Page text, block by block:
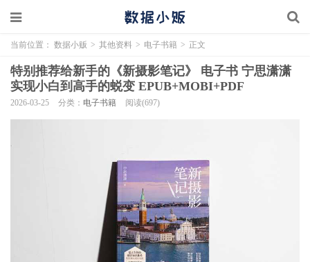
当前位置： 数据小贩 > 其他资料 > 电子书籍 > 正文
特别推荐给新手的《新摄影笔记》 电子书 宁思潇潇
实现小白到高手的蜕变 EPUB+MOBI+PDF
2026-03-25 分类： 电子书籍 阅读(697)